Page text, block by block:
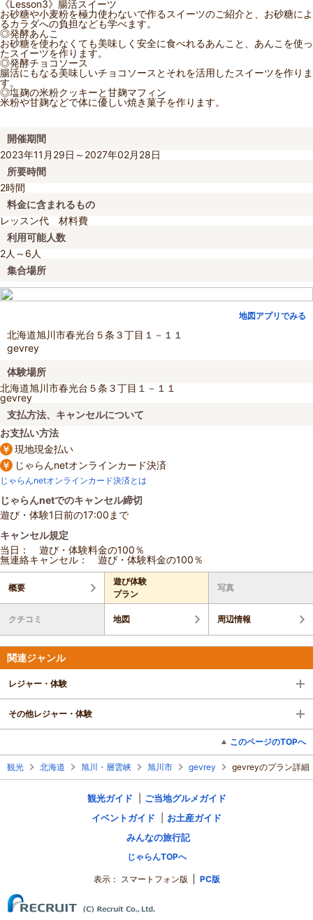
《Lesson3》腸活スイーツ
お砂糖や小麦粉を極力使わないで作るスイーツのご紹介と、お砂糖によ
るカラダへの負担なども学べます。
◎発酵あんこ
お砂糖を使わなくても美味しく安全に食べれるあんこと、あんこを使っ
たスイーツを作ります。
◎発酵チョコソース
腸活にもなる美味しいチョコソースとそれを活用したスイーツを作りま
す。
◎塩麹の米粉クッキーと甘麹マフィン
米粉や甘麹などで体に優しい焼き菓子を作ります。
開催期間
2023年11月29日～2027年02月28日
所要時間
2時間
料金に含まれるもの
レッスン代 材料費
利用可能人数
2人～6人
集合場所
地図アプリでみる
北海道旭川市春光台５条３丁目１－１１
gevrey
体験場所
北海道旭川市春光台５条３丁目１－１１
gevrey
支払方法、キャンセルについて
お支払い方法
現地現金払い
じゃらんnetオンラインカード決済
じゃらんnetオンラインカード決済とは
じゃらんnetでのキャンセル締切
遊び・体験1日前の17:00まで
キャンセル規定
当日： 遊び・体験料金の100％
無連絡キャンセル： 遊び・体験料金の100％
概要
遊び体験
プラン
写真
クチコミ 地図 周辺情報
関連ジャンル
レジャー・体験
その他レジャー・体験
このページのTOPへ
観光 北海道 旭川・層雲峡 旭川市 gevrey gevreyのプラン詳細
観光ガイド
ご当地グルメガイド
イベントガイド
お土産ガイド
みんなの旅行記
じゃらんTOPへ
表示： スマートフォン版 PC版